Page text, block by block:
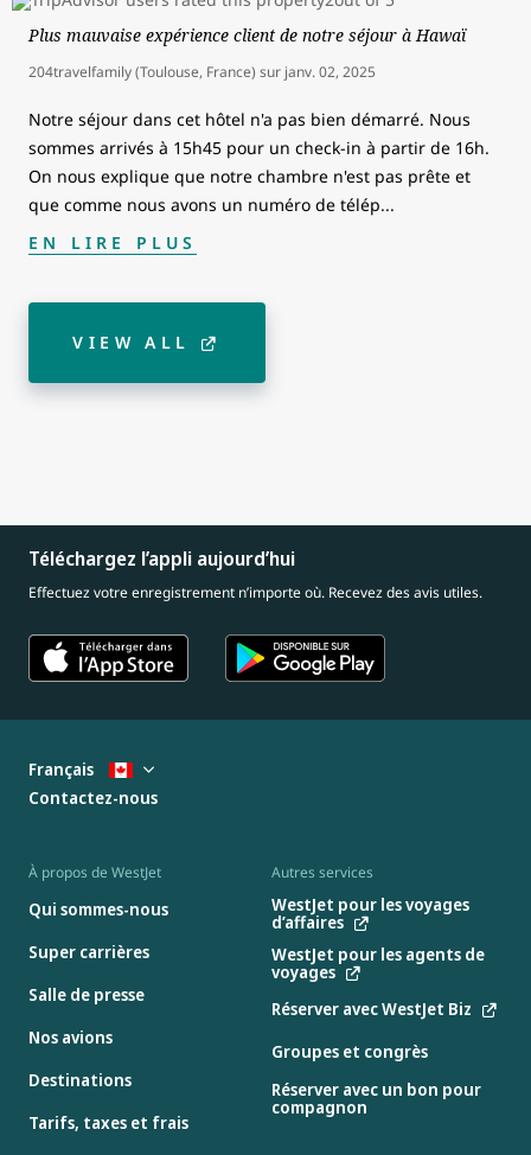
Plus mauvaise expérience client de notre séjour à Hawaï
204travelfamily (Toulouse, France) sur janv. 02, 2025
Notre séjour dans cet hôtel n'a pas bien démarré. Nous
sommes arrivés à 15h45 pour un check-in à partir de 16h.
On nous explique que notre chambre n'est pas prête et
que comme nous avons un numéro de télép...
EN LIRE PLUS
VIEW ALL
Téléchargez l’appli aujourd’hui
Effectuez votre enregistrement n’importe où. Recevez des avis utiles.
À propos de WestJet
Qui sommes-nous
Super carrières
Salle de presse
Nos avions
Destinations
Tarifs, taxes et frais
Autres services
WestJet pour les voyages
d’affaires
WestJet pour les agents de
voyages
Réserver avec WestJet Biz
Groupes et congrès
Réserver avec un bon pour
compagnon
Français
Contactez-nous